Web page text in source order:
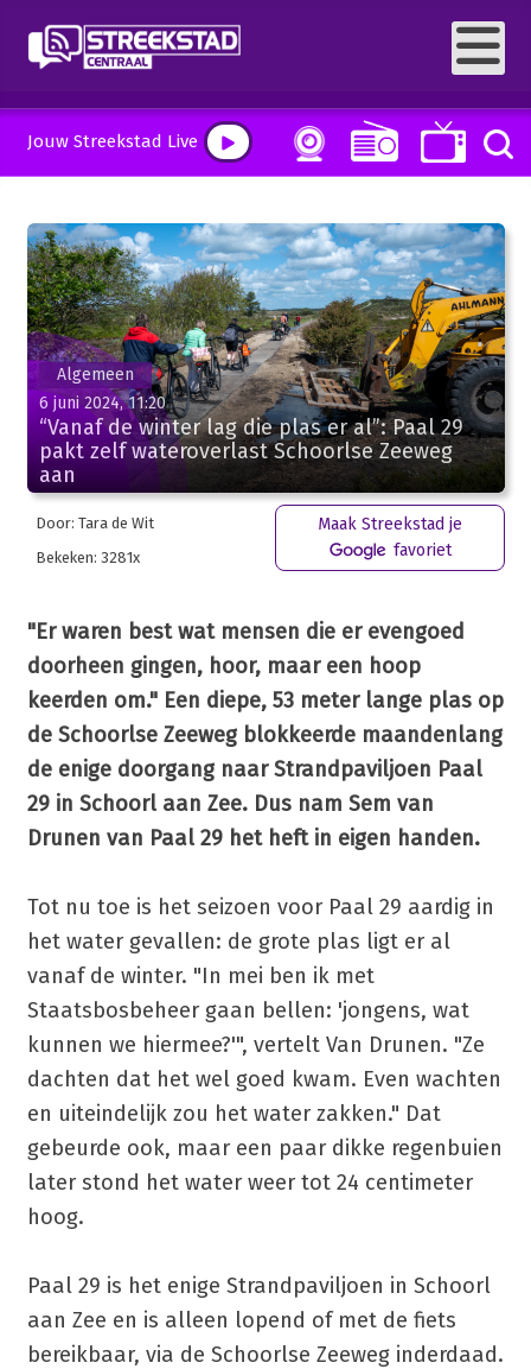
Jouw Streekstad Live
Algemeen
6 juni 2024, 11:20
“Vanaf de winter lag die plas er al”: Paal 29
pakt zelf wateroverlast Schoorlse Zeeweg
aan
Door: Tara de Wit
Bekeken: 3281x
Maak Streekstad je
favoriet
"Er waren best wat mensen die er evengoed
doorheen gingen, hoor, maar een hoop
keerden om." Een diepe, 53 meter lange plas op
de Schoorlse Zeeweg blokkeerde maandenlang
de enige doorgang naar Strandpaviljoen Paal
29 in Schoorl aan Zee. Dus nam Sem van
Drunen van Paal 29 het heft in eigen handen.
Tot nu toe is het seizoen voor Paal 29 aardig in
het water gevallen: de grote plas ligt er al
vanaf de winter. "In mei ben ik met
Staatsbosbeheer gaan bellen: 'jongens, wat
kunnen we hiermee?'", vertelt Van Drunen. "Ze
dachten dat het wel goed kwam. Even wachten
en uiteindelijk zou het water zakken." Dat
gebeurde ook, maar een paar dikke regenbuien
later stond het water weer tot 24 centimeter
hoog.
Paal 29 is het enige Strandpaviljoen in Schoorl
aan Zee en is alleen lopend of met de fiets
bereikbaar, via de Schoorlse Zeeweg inderdaad.